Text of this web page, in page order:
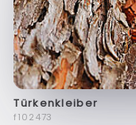
Türkenkleiber
f102473